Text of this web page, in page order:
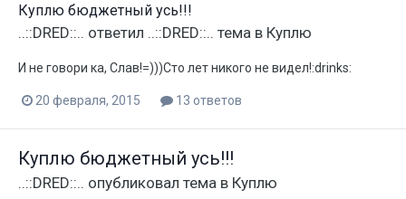
Куплю бюджетный усь!!!
..::DRED::.. ответил ..::DRED::.. тема в Куплю
И не говори ка, Слав!=)))Сто лет никого не видел!:drinks:
20 февраля, 2015 13 ответов
Куплю бюджетный усь!!!
..::DRED::.. опубликовал тема в Куплю